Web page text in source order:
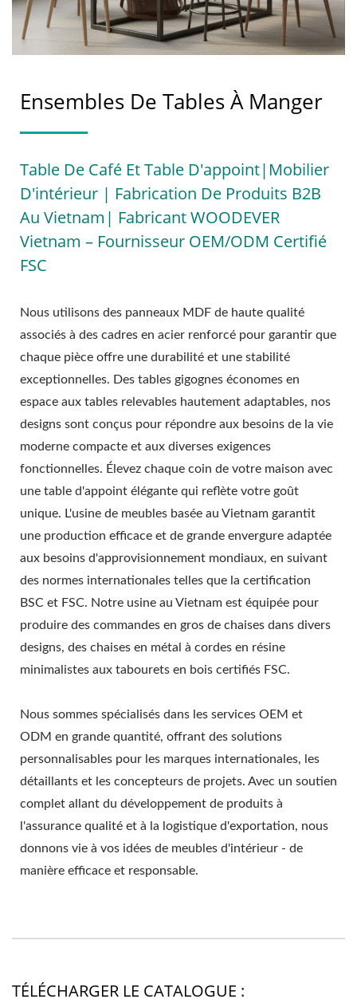
Ensembles De Tables À Manger
Table De Café Et Table D'appoint|Mobilier
D'intérieur | Fabrication De Produits B2B
Au Vietnam| Fabricant WOODEVER
Vietnam – Fournisseur OEM/ODM Certifié
FSC
Nous utilisons des panneaux MDF de haute qualité
associés à des cadres en acier renforcé pour garantir que
chaque pièce offre une durabilité et une stabilité
exceptionnelles. Des tables gigognes économes en
espace aux tables relevables hautement adaptables, nos
designs sont conçus pour répondre aux besoins de la vie
moderne compacte et aux diverses exigences
fonctionnelles. Élevez chaque coin de votre maison avec
une table d'appoint élégante qui reflète votre goût
unique. L'usine de meubles basée au Vietnam garantit
une production efficace et de grande envergure adaptée
aux besoins d'approvisionnement mondiaux, en suivant
des normes internationales telles que la certification
BSC et FSC. Notre usine au Vietnam est équipée pour
produire des commandes en gros de chaises dans divers
designs, des chaises en métal à cordes en résine
minimalistes aux tabourets en bois certifiés FSC.
Nous sommes spécialisés dans les services OEM et
ODM en grande quantité, offrant des solutions
personnalisables pour les marques internationales, les
détaillants et les concepteurs de projets. Avec un soutien
complet allant du développement de produits à
l'assurance qualité et à la logistique d'exportation, nous
donnons vie à vos idées de meubles d'intérieur - de
manière efficace et responsable.
TÉLÉCHARGER LE CATALOGUE :